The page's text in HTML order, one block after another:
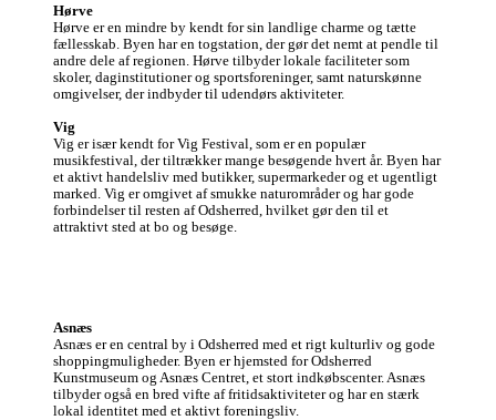
Hørve
Hørve er en mindre by kendt for sin landlige charme og tætte
fællesskab. Byen har en togstation, der gør det nemt at pendle til
andre dele af regionen. Hørve tilbyder lokale faciliteter som
skoler, daginstitutioner og sportsforeninger, samt naturskønne
omgivelser, der indbyder til udendørs aktiviteter.
Vig
Vig er især kendt for Vig Festival, som er en populær
musikfestival, der tiltrækker mange besøgende hvert år. Byen har
et aktivt handelsliv med butikker, supermarkeder og et ugentligt
marked. Vig er omgivet af smukke naturområder og har gode
forbindelser til resten af Odsherred, hvilket gør den til et
attraktivt sted at bo og besøge.
Asnæs
Asnæs er en central by i Odsherred med et rigt kulturliv og gode
shoppingmuligheder. Byen er hjemsted for Odsherred
Kunstmuseum og Asnæs Centret, et stort indkøbscenter. Asnæs
tilbyder også en bred vifte af fritidsaktiviteter og har en stærk
lokal identitet med et aktivt foreningsliv.